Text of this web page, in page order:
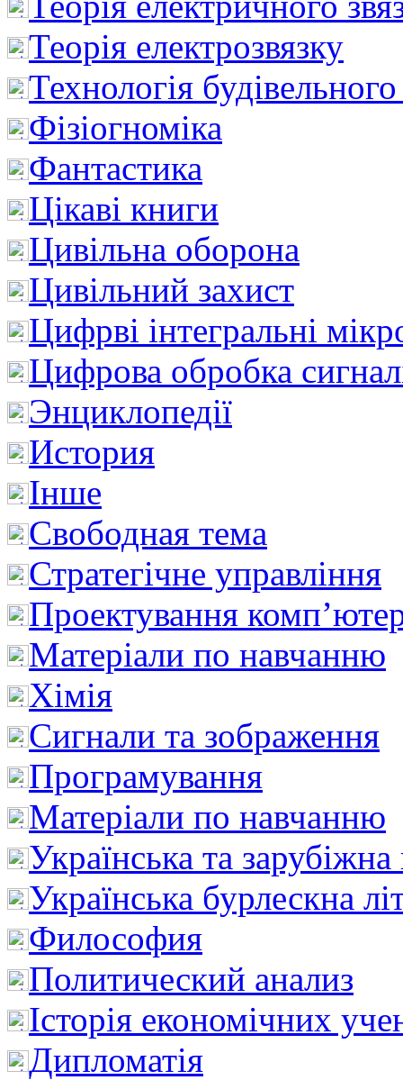
Теорія електрозвязку
Технологія
Фізіогноміка
Фантастика
Цікаві книги
Цивільна оборона
Цивільний захист
Цифрві інтегральні
Цифрова обробка
Энциклопедії
История
Інше
Свободная тема
Стратегічне управління
Проектування
Матеріали по навчанню
Хімія
Сигнали та зображення
Програмування
Матеріали по навчанню
Українська та зарубіжна
Українська бурлескна
Философия
Политический анализ
Історія економічних
Дипломатія